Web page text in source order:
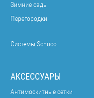
Зимние сады
Перегородки
Системы Schuco
АКСЕССУАРЫ
Антимоскитные сетки